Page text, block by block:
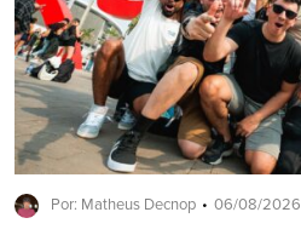
Por: Matheus Decnop 06/08/2026